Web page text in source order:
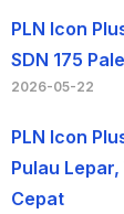
PLN Icon
SDN 175
2026-05-22
PLN Icon
Pulau
Cepat